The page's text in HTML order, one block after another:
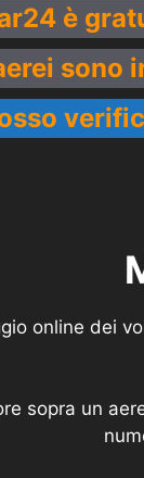
è
sono
online dei
sopra un